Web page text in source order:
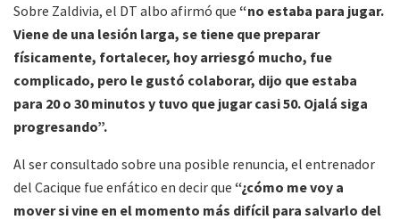
Sobre Zaldivia, el DT albo afirmó que “no estaba para jugar.
Viene de una lesión larga, se tiene que preparar
físicamente, fortalecer, hoy arriesgó mucho, fue
complicado, pero le gustó colaborar, dijo que estaba
para 20 o 30 minutos y tuvo que jugar casi 50. Ojalá siga
progresando”.
Al ser consultado sobre una posible renuncia, el entrenador
del Cacique fue enfático en decir que “¿cómo me voy a
mover si vine en el momento más difícil para salvarlo del